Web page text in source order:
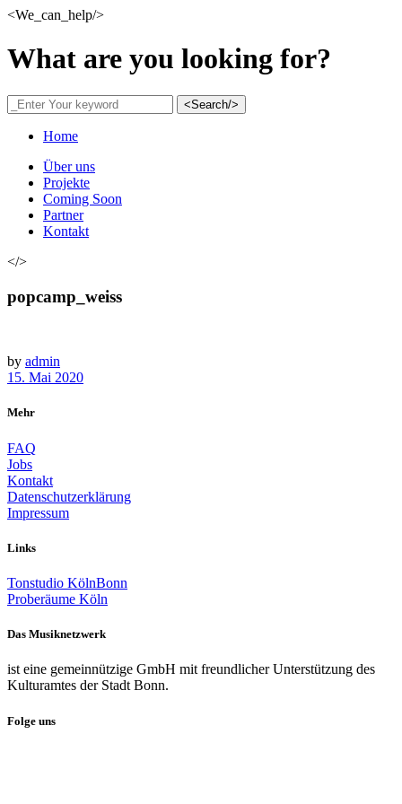
<We_can_help/>
What are you looking for?
<Search/>
Home
Über uns
Projekte
Coming Soon
Partner
Kontakt
</>
popcamp_weiss
by admin
15. Mai 2020
Mehr
FAQ
Jobs
Kontakt
Datenschutzerklärung
Impressum
Links
Tonstudio KölnBonn
Proberäume Köln
Das Musiknetzwerk
ist eine gemeinnützige GmbH mit freundlicher Unterstützung des
Kulturamtes der Stadt Bonn.
Folge uns